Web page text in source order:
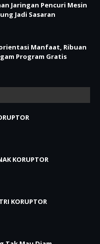
Jaringan Pencuri Mesin
Jadi Sasaran
Manfaat, Ribuan
Program Gratis
KORUPTOR
KORUPTOR